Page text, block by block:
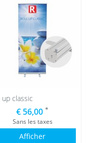
up classic
€ 56,00 *
Sans les taxes
Afficher